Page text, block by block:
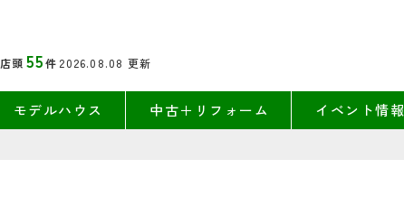
店頭 55件 2026.08.08 更新
モデルハウス 中古＋リフォーム イベント情報